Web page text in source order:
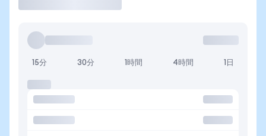
15分 30分 1時間 4時間 1日